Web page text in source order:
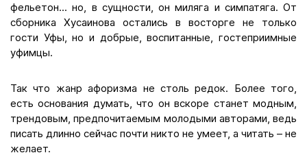
фельетон... но, в сущности, он миляга и симпатяга. От
сборника Хусаинова остались в восторге не только
гости Уфы, но и добрые, воспитанные, гостеприимные
уфимцы.
Так что жанр афоризма не столь редок. Более того,
есть основания думать, что он вскоре станет модным,
трендовым, предпочитаемым молодыми авторами, ведь
писать длинно сейчас почти никто не умеет, а читать – не
желает.